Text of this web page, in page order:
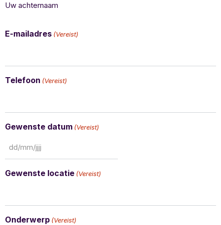
Uw achternaam
E-mailadres (Vereist)
Telefoon (Vereist)
Gewenste datum (Vereist)
Gewenste locatie (Vereist)
Onderwerp (Vereist)